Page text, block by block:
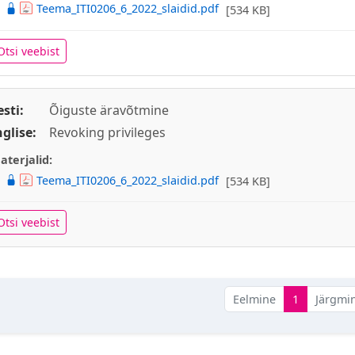
Teema_ITI0206_6_2022_slaidid.pdf [534 KB]
veebist
Õiguste äravõtmine
Revoking privileges
Teema_ITI0206_6_2022_slaidid.pdf [534 KB]
veebist
Eelmine 1